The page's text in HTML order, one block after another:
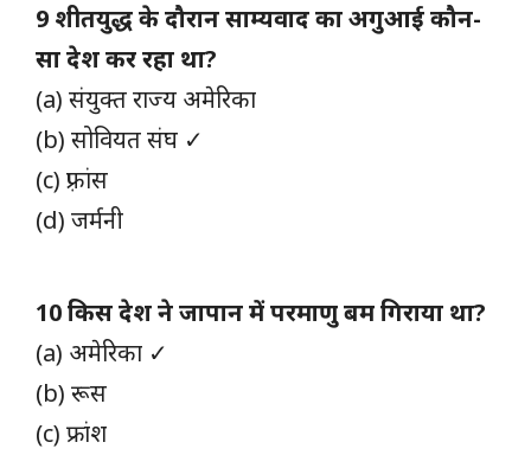
9 शीतयुद्ध के दौरान साम्यवाद का अगुआई कौन-
सा देश कर रहा था?
(a) संयुक्त राज्य अमेरिका
(b) सोवियत संघ ✓
(c) फ़्रांस
(d) जर्मनी
10 किस देश ने जापान में परमाणु बम गिराया था?
(a) अमेरिका ✓
(b) रूस
(c) फ्रांश